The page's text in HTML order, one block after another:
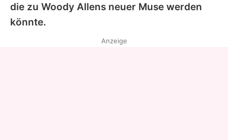
die zu Woody Allens neuer Muse werden
könnte.
Anzeige